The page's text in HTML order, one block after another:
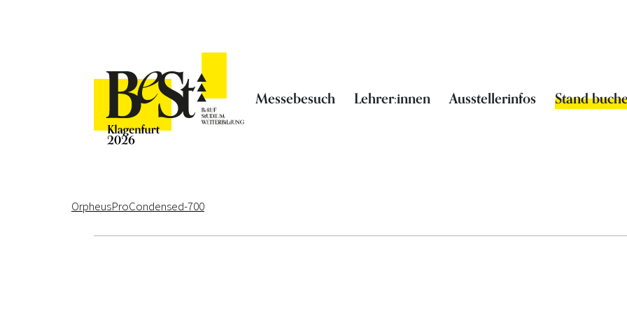
Messebesuch Lehrer:innen Ausstellerinfos Stand
OrpheusProCondensed-700